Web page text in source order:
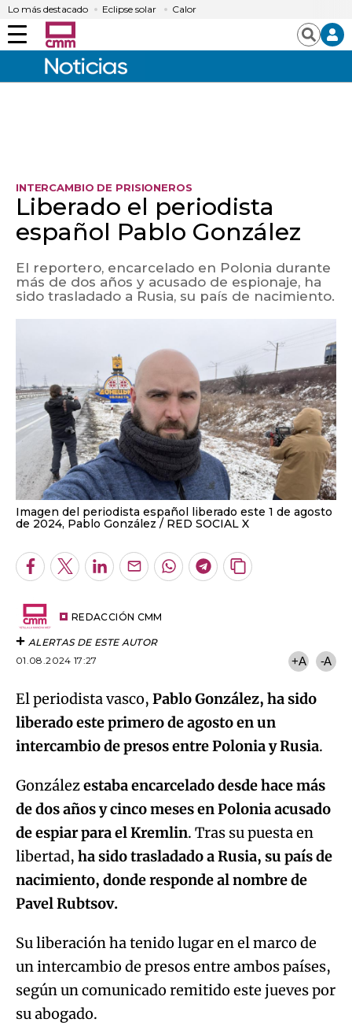
Lo más destacado Eclipse solar Calor
Menú Buscar
INTERCAMBIO DE PRISIONEROS
Liberado el periodista
español Pablo González
El reportero, encarcelado en Polonia durante
más de dos años y acusado de espionaje, ha
sido trasladado a Rusia, su país de nacimiento.
Imagen del periodista español liberado este 1 de agosto
de 2024, Pablo González
RED SOCIAL X
Facebook
TwitterLinkedInEnviarWhatsapp
Telegram
Copiar
REDACCIÓN CMM
ALERTAS DE ESTE AUTOR
01.08.2024 17:27
+A -A
El periodista vasco, Pablo González, ha sido
liberado este primero de agosto en un
intercambio de presos entre Polonia y Rusia.
Gonzálezestaba encarcelado desde hace más
de dos años y cinco meses en Polonia acusado
de espiar para el Kremlin. Tras su puesta en
libertad, ha sido trasladado a Rusia, su país de
nacimiento, donde responde al nombre de
Pavel Rubtsov.
Su liberación ha tenido lugar en el marco de
un intercambio de presos entre ambos países,
según un comunicado remitido este jueves por
su abogado.